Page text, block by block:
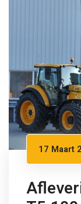
17 Maart